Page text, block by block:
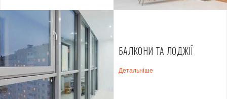
БАЛКОНИ ТА ЛОДЖІЇ
Детальніше